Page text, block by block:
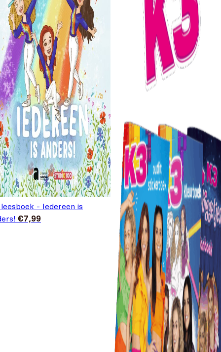
- Iedereen is
€7,99